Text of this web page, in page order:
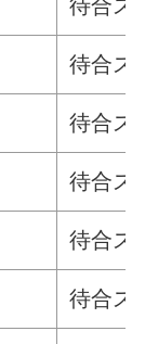
待合ス
待合ス
待合ス
待合ス
待合ス
待合ス